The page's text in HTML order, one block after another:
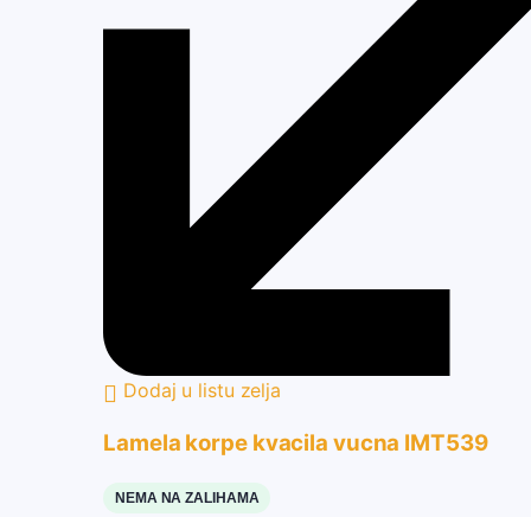
Dodaj u listu zelja
Lamela korpe kvacila vucna IMT539
NEMA NA ZALIHAMA